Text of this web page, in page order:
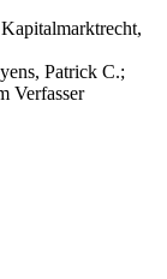
Patrick C.;
Verfasser